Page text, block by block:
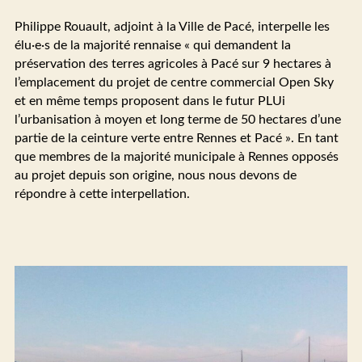
Philippe Rouault, adjoint à la Ville de Pacé, interpelle les
élu·e·s de la majorité rennaise « qui demandent la
préservation des terres agricoles à Pacé sur 9 hectares à
l’emplacement du projet de centre commercial Open Sky
et en même temps proposent dans le futur PLUi
l’urbanisation à moyen et long terme de 50 hectares d’une
partie de la ceinture verte entre Rennes et Pacé ». En tant
que membres de la majorité municipale à Rennes opposés
au projet depuis son origine, nous nous devons de
répondre à cette interpellation.